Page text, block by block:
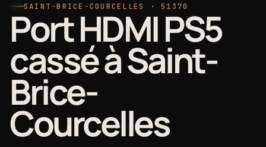
SAINT-BRICE-COURCELLES · 51370
Port HDMI PS5
cassé à Saint-
Brice-
Courcelles